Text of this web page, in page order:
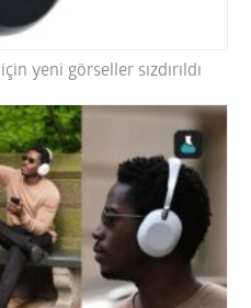
yeni görseller sızdırıldı